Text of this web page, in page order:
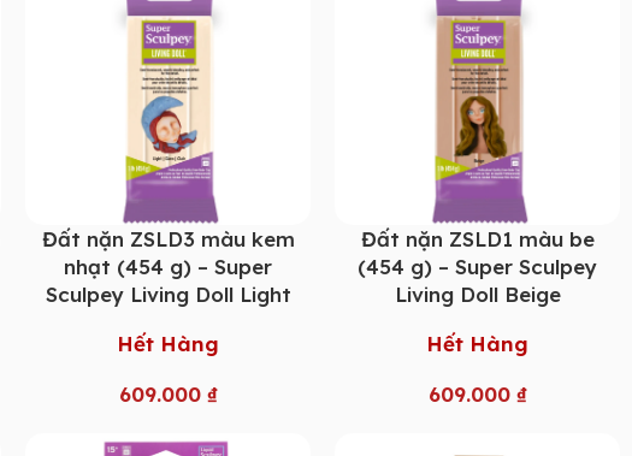
Đất nặn ZSLD3 màu kem
nhạt (454 g) – Super
Sculpey Living Doll Light
Hết Hàng
609.000 ₫
Đất nặn ZSLD1 màu be
(454 g) – Super Sculpey
Living Doll Beige
Hết Hàng
609.000 ₫